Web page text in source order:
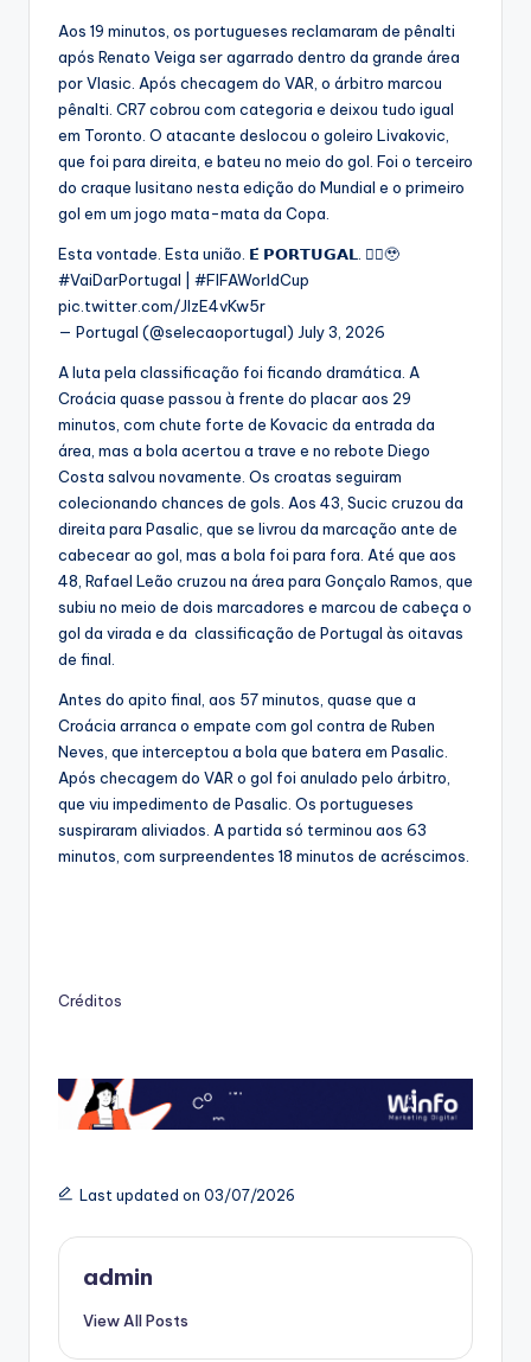
Aos 19 minutos, os portugueses reclamaram de pênalti
após Renato Veiga ser agarrado dentro da grande área
por Vlasic. Após checagem do VAR, o árbitro marcou
pênalti. CR7 cobrou com categoria e deixou tudo igual
em Toronto. O atacante deslocou o goleiro Livakovic,
que foi para direita, e bateu no meio do gol. Foi o terceiro
do craque lusitano nesta edição do Mundial e o primeiro
gol em um jogo mata-mata da Copa.
Esta vontade. Esta união. 𝗘́ 𝗣𝗢𝗥𝗧𝗨𝗚𝗔𝗟. ❤️‍🔥🥹
#VaiDarPortugal | #FIFAWorldCup
pic.twitter.com/JlzE4vKw5r
— Portugal (@selecaoportugal) July 3, 2026
A luta pela classificação foi ficando dramática. A
Croácia quase passou à frente do placar aos 29
minutos, com chute forte de Kovacic da entrada da
área, mas a bola acertou a trave e no rebote Diego
Costa salvou novamente. Os croatas seguiram
colecionando chances de gols. Aos 43, Sucic cruzou da
direita para Pasalic, que se livrou da marcação ante de
cabecear ao gol, mas a bola foi para fora. Até que aos
48, Rafael Leão cruzou na área para Gonçalo Ramos, que
subiu no meio de dois marcadores e marcou de cabeça o
gol da virada e da classificação de Portugal às oitavas
de final.
Antes do apito final, aos 57 minutos, quase que a
Croácia arranca o empate com gol contra de Ruben
Neves, que interceptou a bola que batera em Pasalic.
Após checagem do VAR o gol foi anulado pelo árbitro,
que viu impedimento de Pasalic. Os portugueses
suspiraram aliviados. A partida só terminou aos 63
minutos, com surpreendentes 18 minutos de acréscimos.
Créditos
Last updated on 03/07/2026
admin
View All Posts